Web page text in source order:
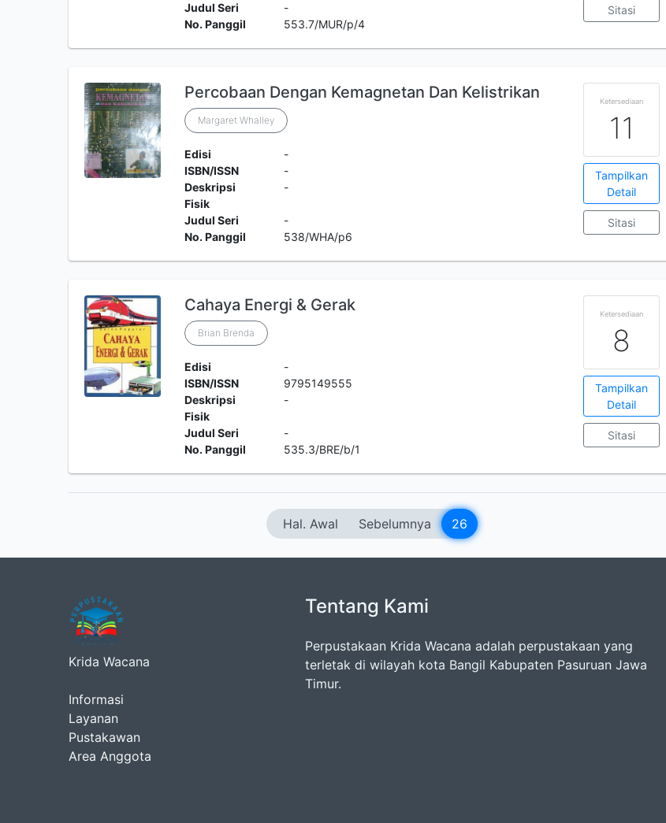
Judul Seri
-
No. Panggil
553.7/MUR/p/4
Sitasi
Percobaan Dengan Kemagnetan Dan Kelistrikan
Margaret Whalley
Edisi
-
ISBN/ISSN
-
Deskripsi
Fisik
-
Judul Seri
-
No. Panggil
538/WHA/p6
Ketersediaan
11
Tampilkan
Detail
Sitasi
Cahaya Energi & Gerak
Brian Brenda
Edisi
-
ISBN/ISSN
9795149555
Deskripsi
Fisik
-
Judul Seri
-
No. Panggil
535.3/BRE/b/1
Ketersediaan
8
Tampilkan
Detail
Sitasi
Hal. Awal Sebelumnya 26
Krida Wacana
Informasi
Layanan
Pustakawan
Area Anggota
Tentang Kami
Perpustakaan Krida Wacana adalah perpustakaan yang
terletak di wilayah kota Bangil Kabupaten Pasuruan Jawa
Timur.